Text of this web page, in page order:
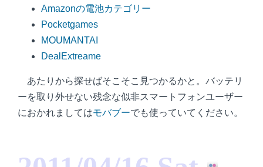
Amazonの電池カテゴリー
Pocketgames
MOUMANTAI
DealExtreame
あたりから探せばそこそこ見つかるかと。バッテリ
ーを取り外せない残念な似非スマートフォンユーザー
におかれましてはモバブーでも使っていてください。